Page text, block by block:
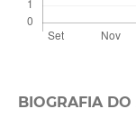
BIOGRAFIA DO